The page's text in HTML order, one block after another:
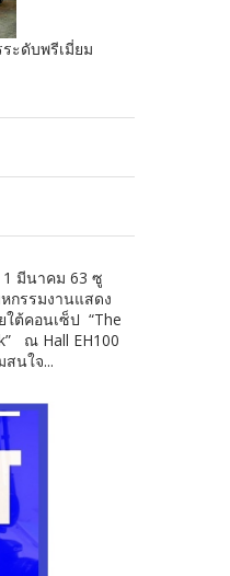
ะดับพรีเมี่ยม
นาคม 63 ซู
กรรมงานแสดง
ใต้คอนเซ็ป “The
ณ Hall EH100
นใจ...